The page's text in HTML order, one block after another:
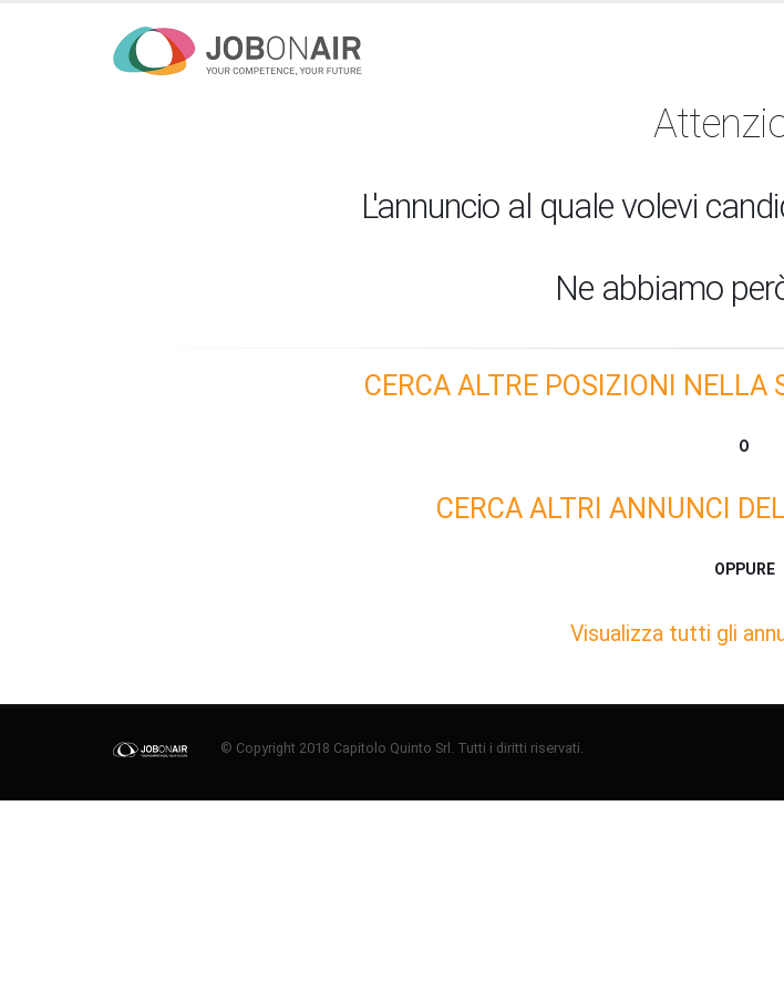
L'annuncio al quale volevi
Ne abbiamo
CERCA ALTRE POSIZIONI NELLA
O
CERCA ALTRI ANNUNCI
OPPURE
Visualizza tutti gli
© Copyright 2018 Capitolo Quinto Srl. Tutti i diritti riservati.